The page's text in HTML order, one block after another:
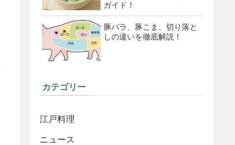
ガイド！
豚バラ、豚こま、切り落と
しの違いを徹底解説！
カテゴリー
江戸料理
ニュース